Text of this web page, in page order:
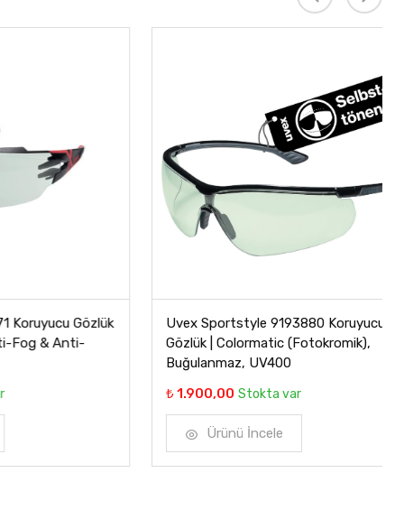
Gözlük
Anti-
Uvex Sportstyle 9193880 Koruyucu
Gözlük | Colormatic (Fotokromik),
Buğulanmaz, UV400
₺ 1.900,00 Stokta var
Ürünü İncele